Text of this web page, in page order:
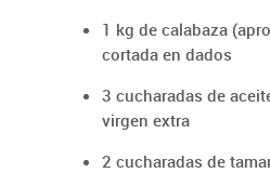
1 kg de calabaza
cortada en dados
3 cucharadas de
virgen extra
2 cucharadas de